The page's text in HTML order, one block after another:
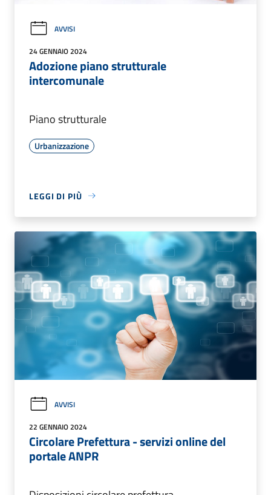
AVVISI
24 GENNAIO 2024
Adozione piano strutturale
intercomunale
Piano strutturale
Urbanizzazione
LEGGI DI PIÙ
AVVISI
22 GENNAIO 2024
Circolare Prefettura - servizi online del
portale ANPR